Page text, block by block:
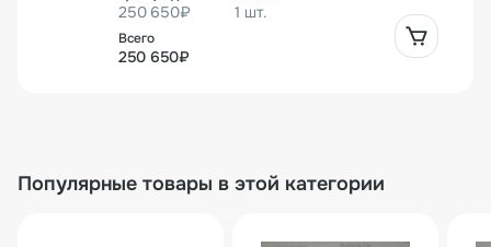
250 650₽ 1 шт.
250 650₽
Популярные товары в этой категории